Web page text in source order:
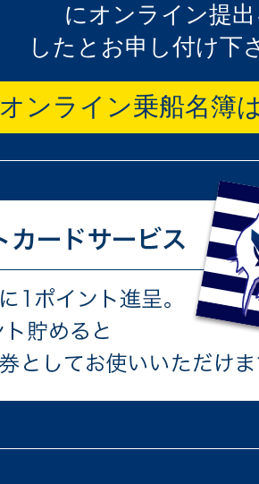
にオンライン提
したとお申し付け下
オンライン乗船名簿